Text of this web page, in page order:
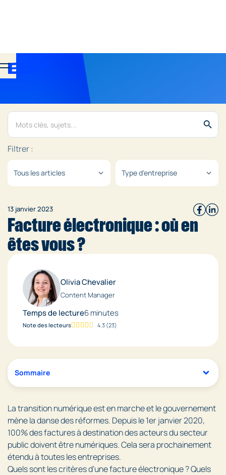
Filtrer :
Tous les articles expand_more Type d'entreprise expand_more
search
13 janvier 2023
Facture électronique : où en
êtes vous ?
Olivia Chevalier
Content Manager
Temps de lecture6 minutes
Note des lecteurs 4.3 (23)
Sommaire
La transition numérique est en marche et le gouvernement
mène la danse des réformes. Depuis le 1er janvier 2020,
100% des factures à destination des acteurs du secteur
public doivent être numériques. Cela sera prochainement
étendu à toutes les entreprises.
Quels sont les critères d’une facture électronique ? Quels